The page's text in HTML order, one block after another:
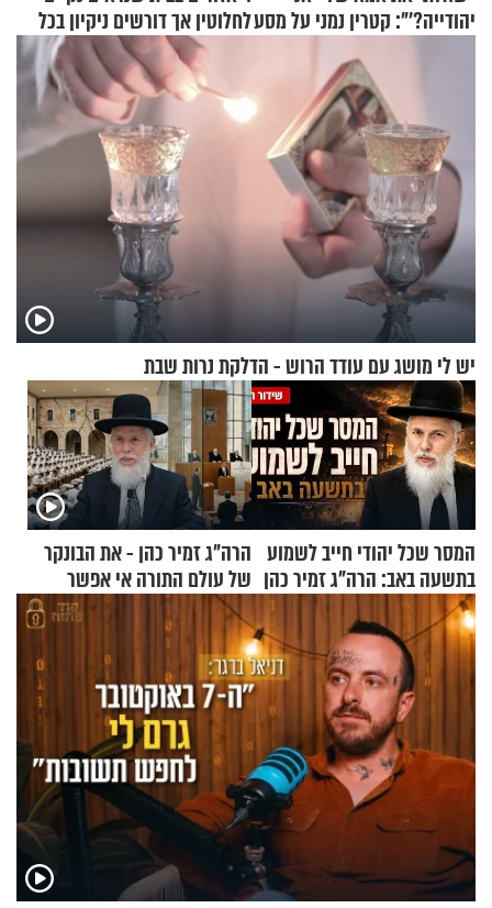
יהודייה?'": קטרין נמני על מסעלחלוטין אך דורשים ניקיון בכל
סוף שבוע
יש לי מושג עם עודד הרוש - הדלקת נרות שבת
המסר שכל יהודי חייב לשמוע
בתשעה באב: הרה"ג זמיר כהן
בשיעור מיוחד
הרה"ג זמיר כהן - את הבונקר
של עולם התורה אי אפשר
לפרק